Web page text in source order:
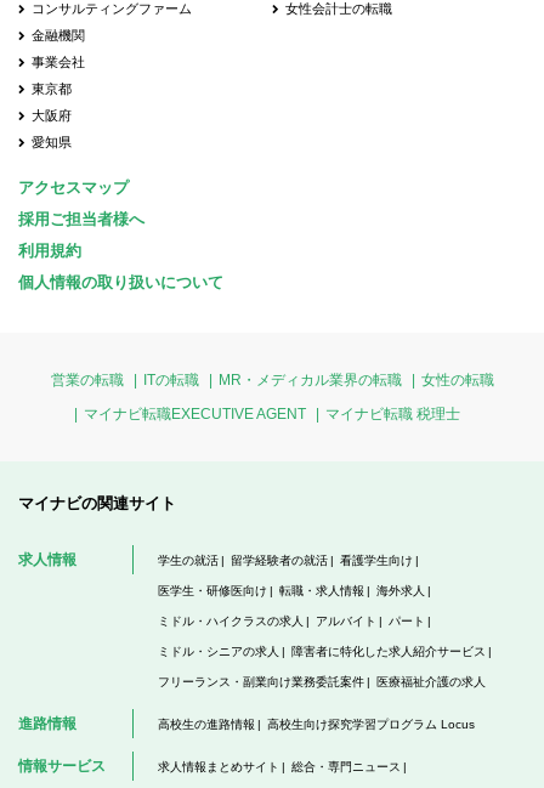
コンサルティングファーム
金融機関
事業会社
東京都
大阪府
愛知県
女性会計士の転職
アクセスマップ
採用ご担当者様へ
利用規約
個人情報の取り扱いについて
営業の転職 ITの転職 MR・メディカル業界の転職
女性の転職
マイナビ転職EXECUTIVE AGENT
マイナビ転職 税理士
マイナビの関連サイト
求人情報 学生の就活 留学経験者の就活 看護学生向け
医学生・研修医向け 転職・求人情報 海外求人
ミドル・ハイクラスの求人 アルバイト パート
ミドル・シニアの求人 障害者に特化した求人紹介サービス
フリーランス・副業向け業務委託案件 医療福祉介護の求人
進路情報 高校生の進路情報 高校生向け探究学習プログラム Locus
情報サービス 求人情報まとめサイト 総合・専門ニュース